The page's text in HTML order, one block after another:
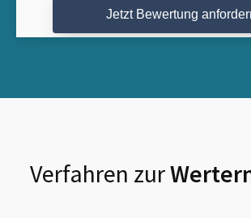
Jetzt Bewertung
Verfahren zur